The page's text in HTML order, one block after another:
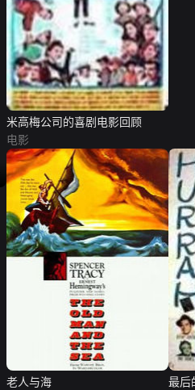
米高梅公司的喜剧电影回顾
电影
老人与海
最后